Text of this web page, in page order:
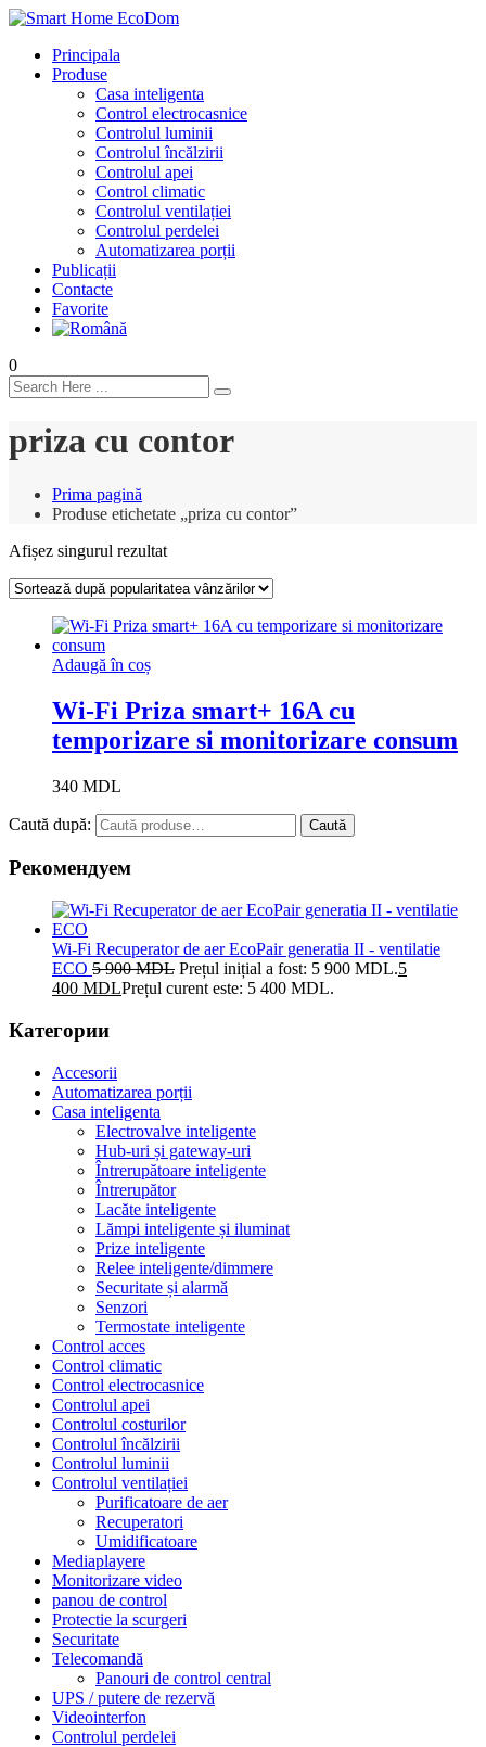
Principala
Produse
Casa inteligenta
Control electrocasnice
Controlul luminii
Controlul încălzirii
Controlul apei
Control climatic
Controlul ventilației
Сontrolul perdelei
Automatizarea porții
Publicații
Contacte
Favorite
0
priza cu contor
Prima pagină
Produse etichetate „priza cu contor”
Afișez singurul rezultat
Adaugă în coș
Wi-Fi Priza smart+ 16A cu
temporizare si monitorizare consum
340 MDL
Caută după: Caută
Рекомендуем
Wi-Fi Recuperator de aer EcoPair generatia II - ventilatie
ECO 5 900MDL Prețul inițial a fost: 5 900 MDL.5
400 MDLPrețul curent este: 5 400 MDL.
Категории
Accesorii
Automatizarea porții
Casa inteligenta
Electrovalve inteligente
Hub-uri și gateway-uri
Întrerupătoare inteligente
Întrerupător
Lacăte inteligente
Lămpi inteligente și iluminat
Prize inteligente
Relee inteligente/dimmere
Securitate și alarmă
Senzori
Termostate inteligente
Control acces
Control climatic
Control electrocasnice
Controlul apei
Controlul costurilor
Controlul încălzirii
Controlul luminii
Controlul ventilației
Purificatoare de aer
Recuperatori
Umidificatoare
Mediaplayere
Monitorizare video
panou de control
Protectie la scurgeri
Securitate
Telecomandă
Panouri de control central
UPS / putere de rezervă
Videointerfon
Сontrolul perdelei